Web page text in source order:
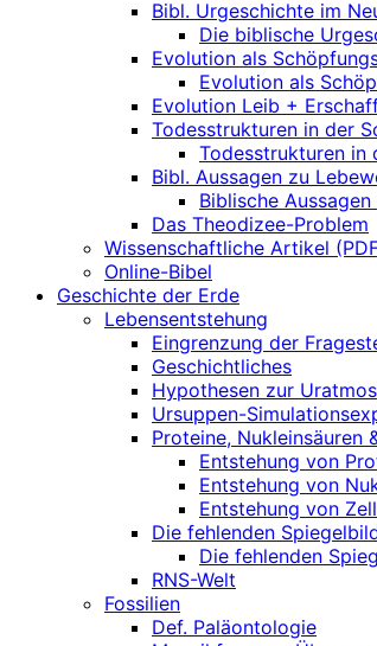
Bibl. Urgeschichte im
Die biblische
Evolution als
Evolution als
Evolution Leib +
Todesstrukturen in der
Todesstrukturen in
Bibl. Aussagen zu
Biblische
Das Theodizee-Problem
Wissenschaftliche Artikel
Online-Bibel
Geschichte der Erde
Lebensentstehung
Eingrenzung der
Geschichtliches
Hypothesen zur
Ursuppen-
Proteine, Nukleinsäuren
Entstehung von
Entstehung von
Entstehung von
Die fehlenden
Die fehlenden
RNS-Welt
Fossilien
Def. Paläontologie